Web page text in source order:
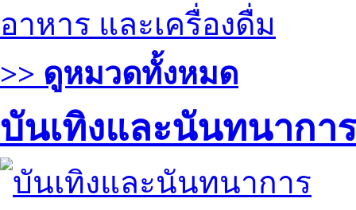
อาหาร และเครื่องดื่ม
>> ดูหมวดทั้งหมด
บันเทิงและนันทนาการ